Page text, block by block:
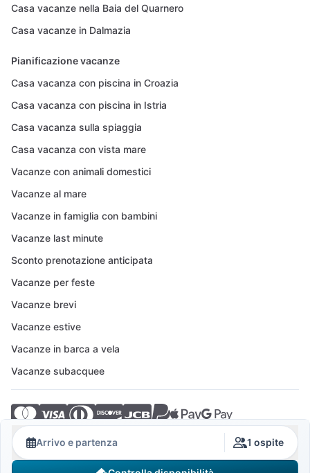
Arrivo e partenza 1 ospite
Casa vacanze nella Baia del Quarnero
Casa vacanze in Dalmazia
Pianificazione vacanze
Casa vacanza con piscina in Croazia
Casa vacanza con piscina in Istria
Casa vacanza sulla spiaggia
Casa vacanza con vista mare
Vacanze con animali domestici
Vacanze al mare
Vacanze in famiglia con bambini
Vacanze last minute
Sconto prenotazione anticipata
Vacanze per feste
Vacanze brevi
Vacanze estive
Vacanze in barca a vela
Vacanze subacquee
© 2026 Crovillas GmbH